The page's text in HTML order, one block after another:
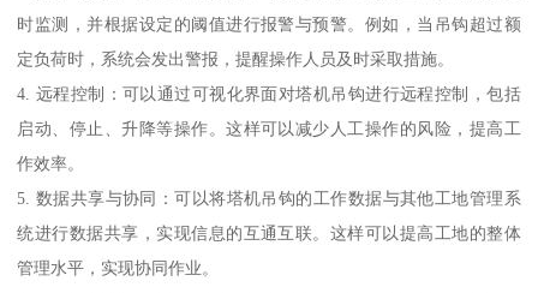
时监测，并根据设定的阈值进行报警与预警。例如，当吊钩超过额
定负荷时，系统会发出警报，提醒操作人员及时采取措施。
4. 远程控制：可以通过可视化界面对塔机吊钩进行远程控制，包括
启动、停止、升降等操作。这样可以减少人工操作的风险，提高工
作效率。
5. 数据共享与协同：可以将塔机吊钩的工作数据与其他工地管理系
统进行数据共享，实现信息的互通互联。这样可以提高工地的整体
管理水平，实现协同作业。